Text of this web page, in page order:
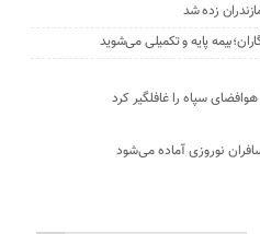
زده شد
پایه و ‌تکمیلی می‌شوید
سپاه را غافلگیر کرد
نوروزی آماده می‌شود